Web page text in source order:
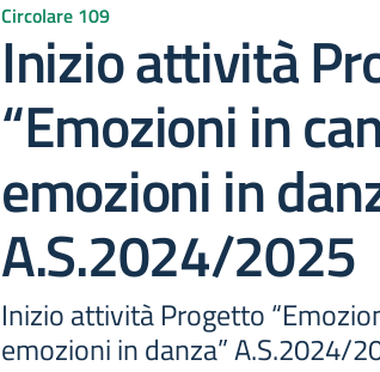
Circolare 109
Inizio attività
“Emozioni in
emozioni in
A.S.2024/2025
Inizio attività Progetto
emozioni in danza” A.S.2024/